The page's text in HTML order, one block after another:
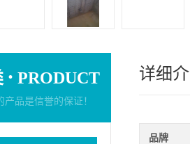
· PRODUCT
品是信誉的保证！
详细
品牌